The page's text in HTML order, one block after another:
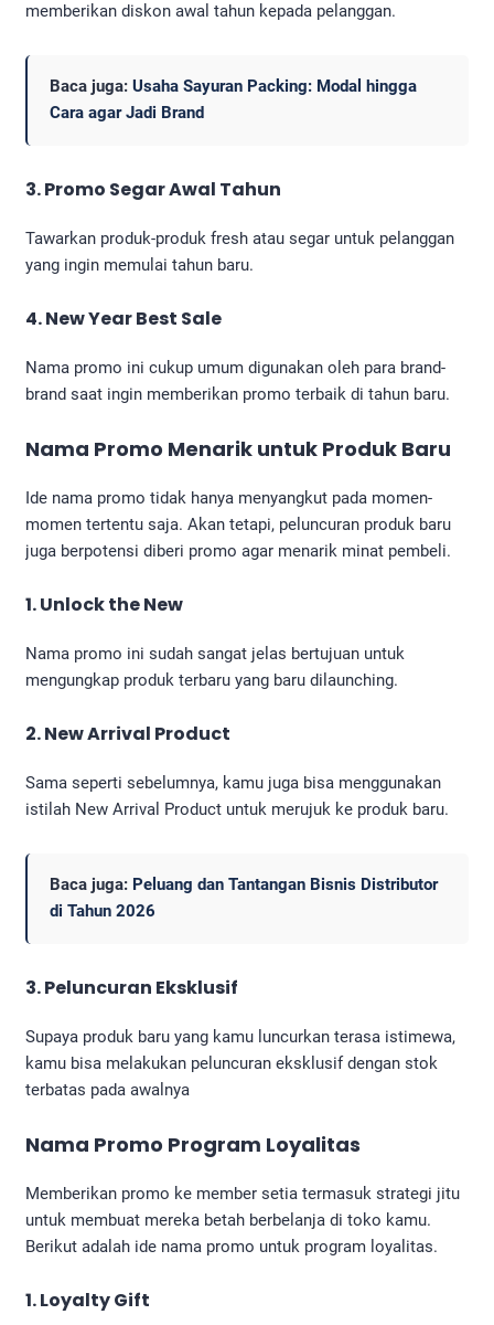
memberikan diskon awal tahun kepada pelanggan.
Baca juga: Usaha Sayuran Packing: Modal hingga
Cara agar Jadi Brand
3. Promo Segar Awal Tahun
Tawarkan produk-produk fresh atau segar untuk pelanggan
yang ingin memulai tahun baru.
4. New Year Best Sale
Nama promo ini cukup umum digunakan oleh para brand-
brand saat ingin memberikan promo terbaik di tahun baru.
Nama Promo Menarik untuk Produk Baru
Ide nama promo tidak hanya menyangkut pada momen-
momen tertentu saja. Akan tetapi, peluncuran produk baru
juga berpotensi diberi promo agar menarik minat pembeli.
1. Unlock the New
Nama promo ini sudah sangat jelas bertujuan untuk
mengungkap produk terbaru yang baru dilaunching.
2. New Arrival Product
Sama seperti sebelumnya, kamu juga bisa menggunakan
istilah New Arrival Product untuk merujuk ke produk baru.
Baca juga: Peluang dan Tantangan Bisnis Distributor
di Tahun 2026
3. Peluncuran Eksklusif
Supaya produk baru yang kamu luncurkan terasa istimewa,
kamu bisa melakukan peluncuran eksklusif dengan stok
terbatas pada awalnya
Nama Promo Program Loyalitas
Memberikan promo ke member setia termasuk strategi jitu
untuk membuat mereka betah berbelanja di toko kamu.
Berikut adalah ide nama promo untuk program loyalitas.
1. Loyalty Gift